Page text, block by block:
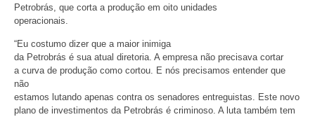
Petrobrás, que corta a produção em oito unidades
operacionais.
“Eu costumo dizer que a maior inimiga
da Petrobrás é sua atual diretoria. A empresa não precisava cortar
a curva de produção como cortou. E nós precisamos entender que
não
estamos lutando apenas contra os senadores entreguistas. Este novo
plano de investimentos da Petrobrás é criminoso. A luta também tem